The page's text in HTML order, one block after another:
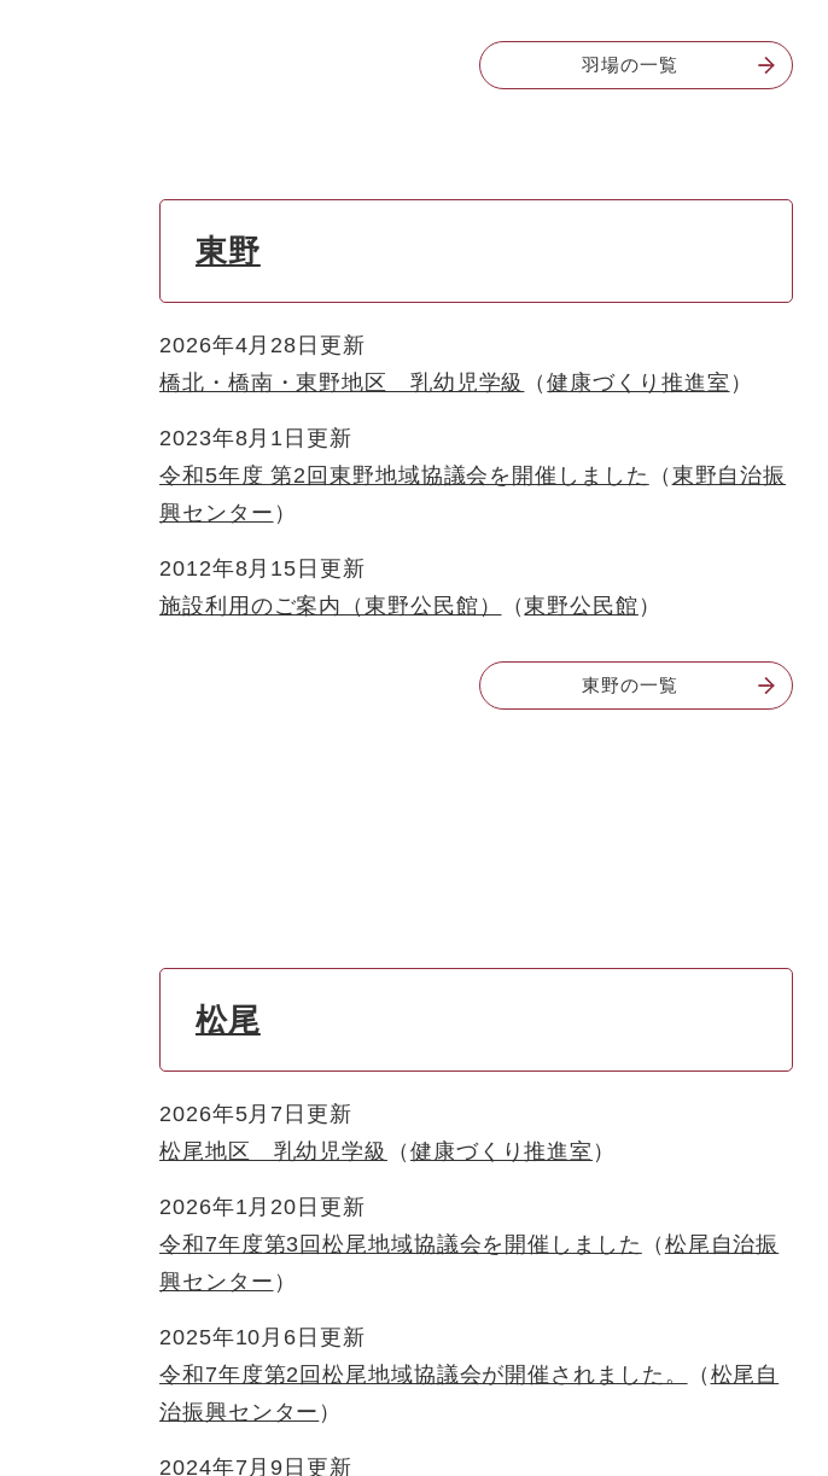
羽場の一覧
東野
2026年4月28日更新
橋北・橋南・東野地区 乳幼児学級
健康づくり推進室
2023年8月1日更新
令和5年度 第2回東野地域協議会を開催しました
東野自治振
興センター
2012年8月15日更新
施設利用のご案内（東野公民館）
東野公民館
東野の一覧
松尾
2026年5月7日更新
松尾地区 乳幼児学級
健康づくり推進室
2026年1月20日更新
令和7年度第3回松尾地域協議会を開催しました
松尾自治振
興センター
2025年10月6日更新
令和7年度第2回松尾地域協議会が開催されました。
松尾自
治振興センター
2024年7月9日更新